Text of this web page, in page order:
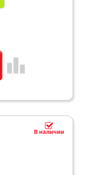
leaderboard